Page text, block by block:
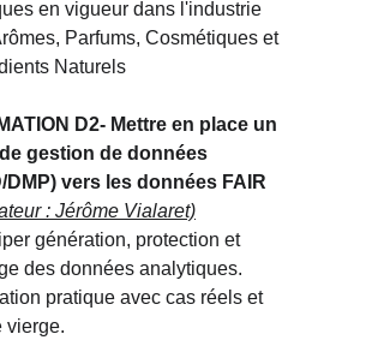
en vigueur dans l'industrie
Parfums, Cosmétiques et
Naturels
D2- Mettre en place un
gestion de données
DMP) vers les données FAIR
: Jérôme Vialaret)
génération, protection et
des données analytiques.
pratique avec cas réels et
vierge.